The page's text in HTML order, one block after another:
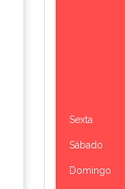
Sexta
Sábado
Domingo